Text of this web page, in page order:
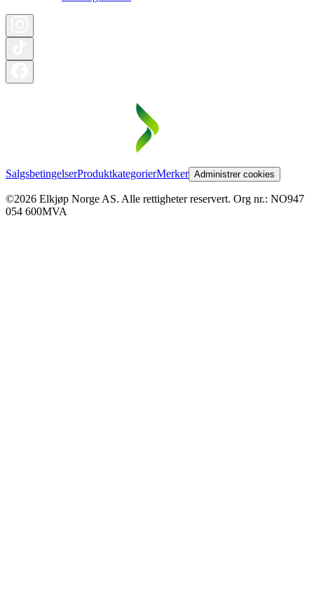
SalgsbetingelserProduktkategorierMerker Administrer cookies
©2026 Elkjøp Norge AS. Alle rettigheter reservert. Org nr.: NO947
054 600MVA